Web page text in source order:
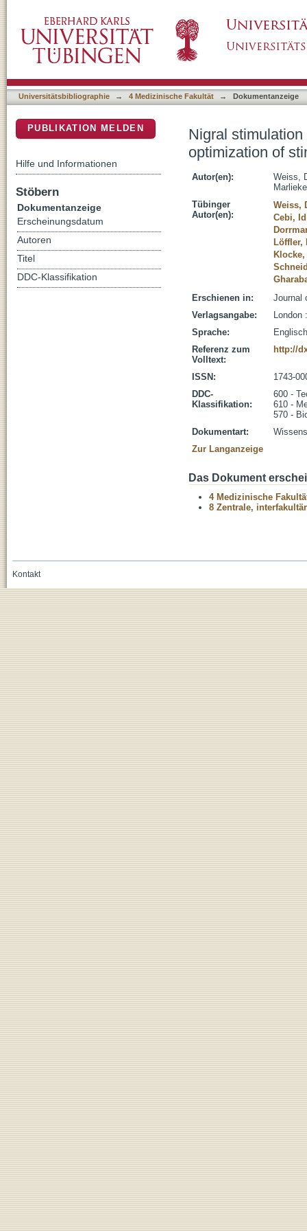
frequency
Universitätsbibliographie → 4 Medizinische Fakultät → Dokumentanzeige
Nigral
optimization of
Autor(en):
Weiss,
Marlieke
Tübinger
Autor(en):
Weiss,
Cebi,
Löffler,
Erschienen in:
Journal
Verlagsangabe:
London
Sprache:
Englisch
Referenz zum
Volltext:
http://
ISSN:
1743-
DDC-
Klassifikation:
600 -
610 -
570 -
Dokumentart:
Zur Langanzeige
Das Dokument
4 Medizinische
8 Zentrale,
PUBLIKATION MELDEN
Hilfe und Informationen
Stöbern
Dokumentanzeige
Erscheinungsdatum
Autoren
Titel
DDC-Klassifikation
Kontakt